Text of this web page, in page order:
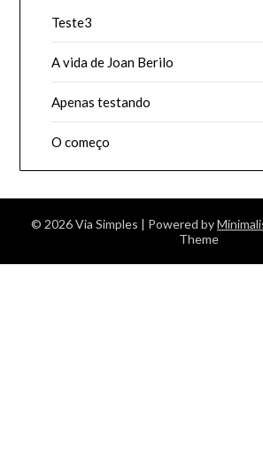
Teste3
A vida de Joan Berilo
Apenas testando
O começo
© 2026 Via Simples | Powered by
Theme